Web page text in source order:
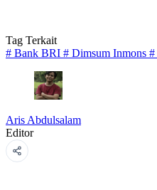
Tag Terkait
# Bank BRI # Dimsum Inmons #
Aris Abdulsalam
Editor